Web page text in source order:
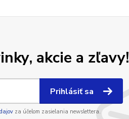
akcie a zľavy!
Prihlásiť sa
za účelom zasielania newslettera.